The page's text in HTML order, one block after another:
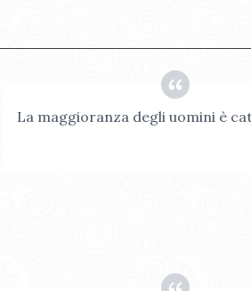
La maggioranza degli uomini è